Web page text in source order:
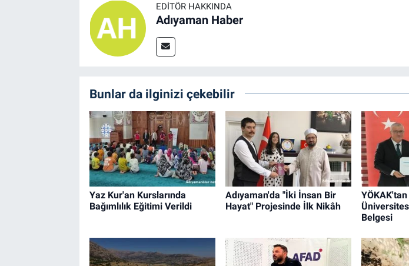
EDITÖR HAKKINDA
Adıyaman Haber
Bunlar da ilginizi çekebilir
Yaz Kur'an Kurslarında
Bağımlılık Eğitimi Verildi
Adıyaman'da "İki İnsan Bir
Hayat" Projesinde İlk Nikâh
Belgesi